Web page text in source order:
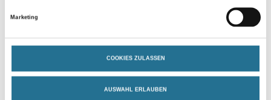
Marketing
COOKIES ZULASSEN
AUSWAHL ERLAUBEN
PRODUKTEIGENSCHAFTEN